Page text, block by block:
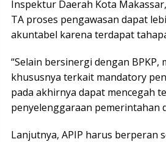
Inspektur Daerah Kota
TA proses pengawasan dapat
akuntabel karena terdapat
“Selain bersinergi dengan BPKP,
khususnya terkait mandatory
pada akhirnya dapat mencegah
penyelenggaraan pemerintahan
Lanjutnya, APIP harus berperan